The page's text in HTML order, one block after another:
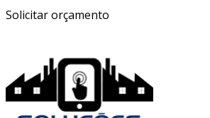
Solicitar orçamento